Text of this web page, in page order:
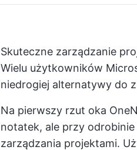
Skuteczne zarządzanie
Wielu użytkowników
niedrogiej alternatywy do
Na pierwszy rzut oka
notatek, ale przy
zarządzania projektami.